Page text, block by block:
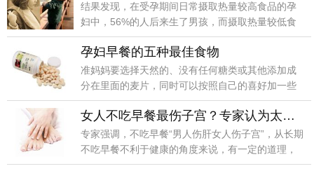
结果发现，在受孕期间日常摄取热量较高食品的孕
妇中，56%的人后来生了男孩，而摄取热量较低食
品的孕妇生
孕妇早餐的五种最佳食物
准妈妈要选择天然的、没有任何糖类或其他添加成
分在里面的麦片，同时可以按照自己的喜好加一些
花生米、葡萄
女人不吃早餐最伤子宫？专家认为太牵强
专家强调，不吃早餐“男人伤肝女人伤子宫”，从长期
不吃早餐不利于健康的角度来说，有一定的道理，
整体健康